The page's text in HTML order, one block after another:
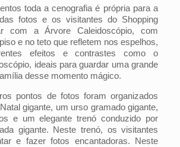
toda a cenografia é própria para a
fotos e os visitantes do Shopping
com a Árvore Caleidoscópio, com
e no teto que refletem nos espelhos,
efeitos e contrastes como o
ideais para guardar uma grande
desse momento mágico.
pontos de fotos foram organizados
gigante, um urso gramado gigante,
e um elegante trenó conduzido por
gigante. Neste trenó, os visitantes
e fazer fotos encantadoras. Neste